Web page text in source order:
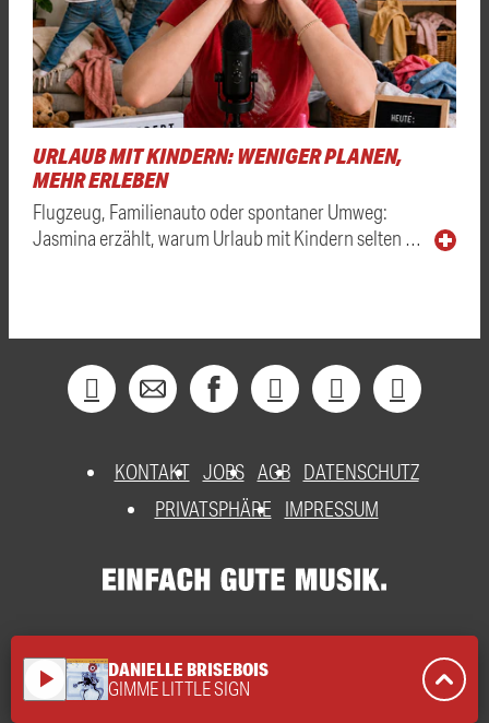
URLAUB MIT KINDERN: WENIGER PLANEN,
MEHR ERLEBEN
Flugzeug, Familienauto oder spontaner Umweg:
Jasmina erzählt, warum Urlaub mit Kindern selten …
KONTAKT JOBS AGB DATENSCHUTZ
PRIVATSPHÄRE
IMPRESSUM
play_arrow DANIELLE BRISEBOIS
GIMME LITTLE SIGN